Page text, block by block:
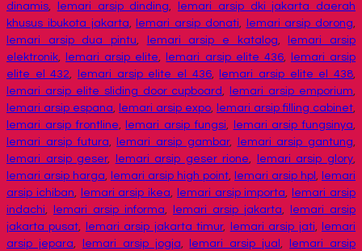
dinamis, lemari arsip dinding,
lemari arsip dki jakarta daerah
khusus ibukota jakarta, lemari arsip donati, lemari arsip dorong,
lemari arsip dua pintu, lemari arsip e katalog,
lemari arsip
elektronik, lemari arsip elite, lemari arsip elite 436,
lemari arsip
elite el 432, lemari arsip elite el 436, lemari arsip elite el 438,
lemari arsip elite sliding door cupboard, lemari arsip emporium,
lemari arsip espana, lemari arsip expo, lemari arsip filling cabinet,
lemari arsip frontline, lemari arsip fungsi, lemari arsip fungsinya,
lemari arsip futura, lemari arsip gambar, lemari arsip gantung,
lemari arsip geser, lemari arsip geser rione, lemari arsip glory,
lemari arsip harga, lemari arsip high point, lemari arsip hpl , lemari
arsip ichiban, lemari arsip ikea, lemari arsip importa,
lemari arsip
indachi, lemari arsip informa, lemari arsip jakarta,
lemari arsip
jakarta pusat, lemari arsip jakarta timur, lemari arsip jati,
lemari
arsip jepara, lemari arsip jogja, lemari arsip jual,
lemari arsip